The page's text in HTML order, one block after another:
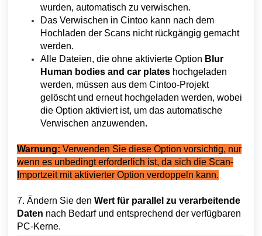
wurden, automatisch zu verwischen.
Das Verwischen in Cintoo kann nach dem
Hochladen der Scans nicht rückgängig gemacht
werden.
Alle Dateien, die ohne aktivierte Option Blur
Human bodies and car plates hochgeladen
werden, müssen aus dem Cintoo-Projekt
gelöscht und erneut hochgeladen werden, wobei
die Option aktiviert ist, um das automatische
Verwischen anzuwenden.
Warnung: Verwenden Sie diese Option vorsichtig, nur
wenn es unbedingt erforderlich ist, da sich die Scan-
Importzeit mit aktivierter Option verdoppeln kann.
7. Ändern Sie den Wert für parallel zu verarbeitende
Daten nach Bedarf und entsprechend der verfügbaren
PC-Kerne.